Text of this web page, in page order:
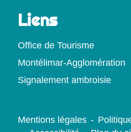
Liens
Office de Tourisme
Montélimar-Agglomération
Signalement ambroisie
Mentions légales -